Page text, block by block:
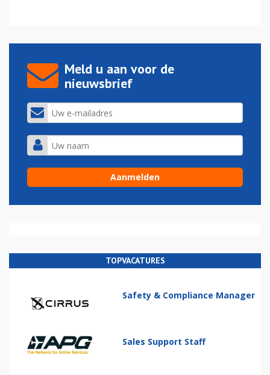
Meld u aan voor de
nieuwsbrief
TOPVACATURES
Safety & Compliance Manager
Sales Support Staff